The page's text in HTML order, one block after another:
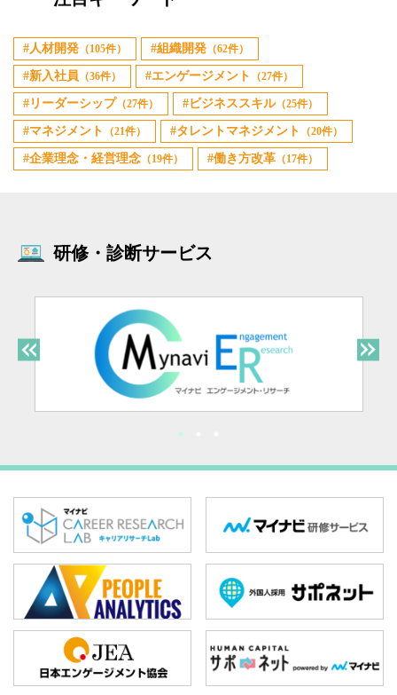
人材開発 （105件） 組織開発 （62件）
新入社員 （36件） エンゲージメント （27件）
リーダーシップ （27件） ビジネススキル（25件）
マネジメント （21件） タレントマネジメント （20件）
企業理念・経営理念 （19件） 働き方改革 （17件）
研修・診断サービス